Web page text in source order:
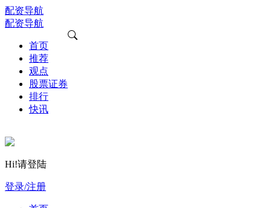
配资导航
配资导航
首页
推荐
观点
股票证券
排行
快讯
Hi!请登陆
登录/注册